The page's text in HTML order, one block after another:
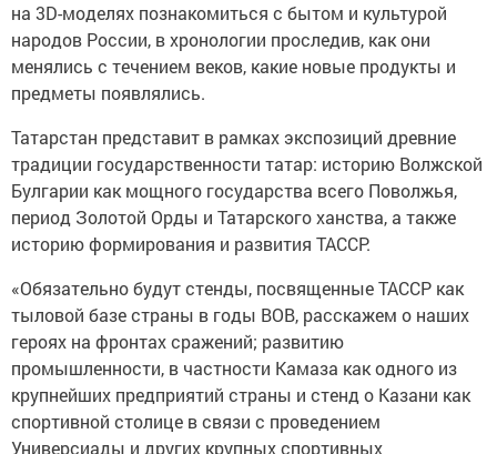
на 3D-моделях познакомиться с бытом и культурой
народов России, в хронологии проследив, как они
менялись с течением веков, какие новые продукты и
предметы появлялись.
Татарстан представит в рамках экспозиций древние
традиции государственности татар: историю Волжской
Булгарии как мощного государства всего Поволжья,
период Золотой Орды и Татарского ханства, а также
историю формирования и развития ТАССР.
«Обязательно будут стенды, посвященные ТАССР как
тыловой базе страны в годы ВОВ, расскажем о наших
героях на фронтах сражений; развитию
промышленности, в частности Камаза как одного из
крупнейших предприятий страны и стенд о Казани как
спортивной столице в связи с проведением
Универсиады и других крупных спортивных